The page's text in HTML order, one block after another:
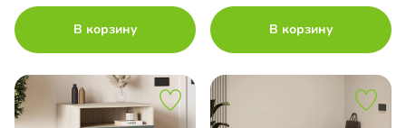
В корзину В корзину